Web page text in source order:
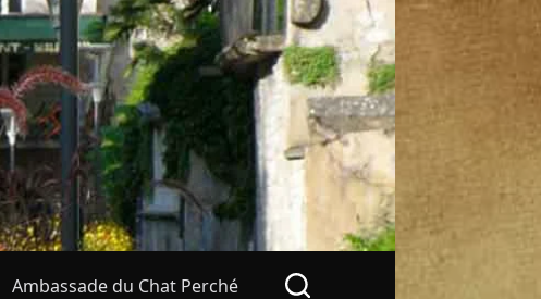
Ambassade du Chat Perché